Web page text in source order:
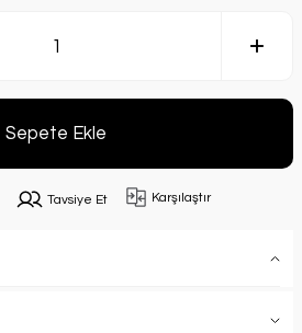
Sepete Ekle
Tavsiye Et Karşılaştır